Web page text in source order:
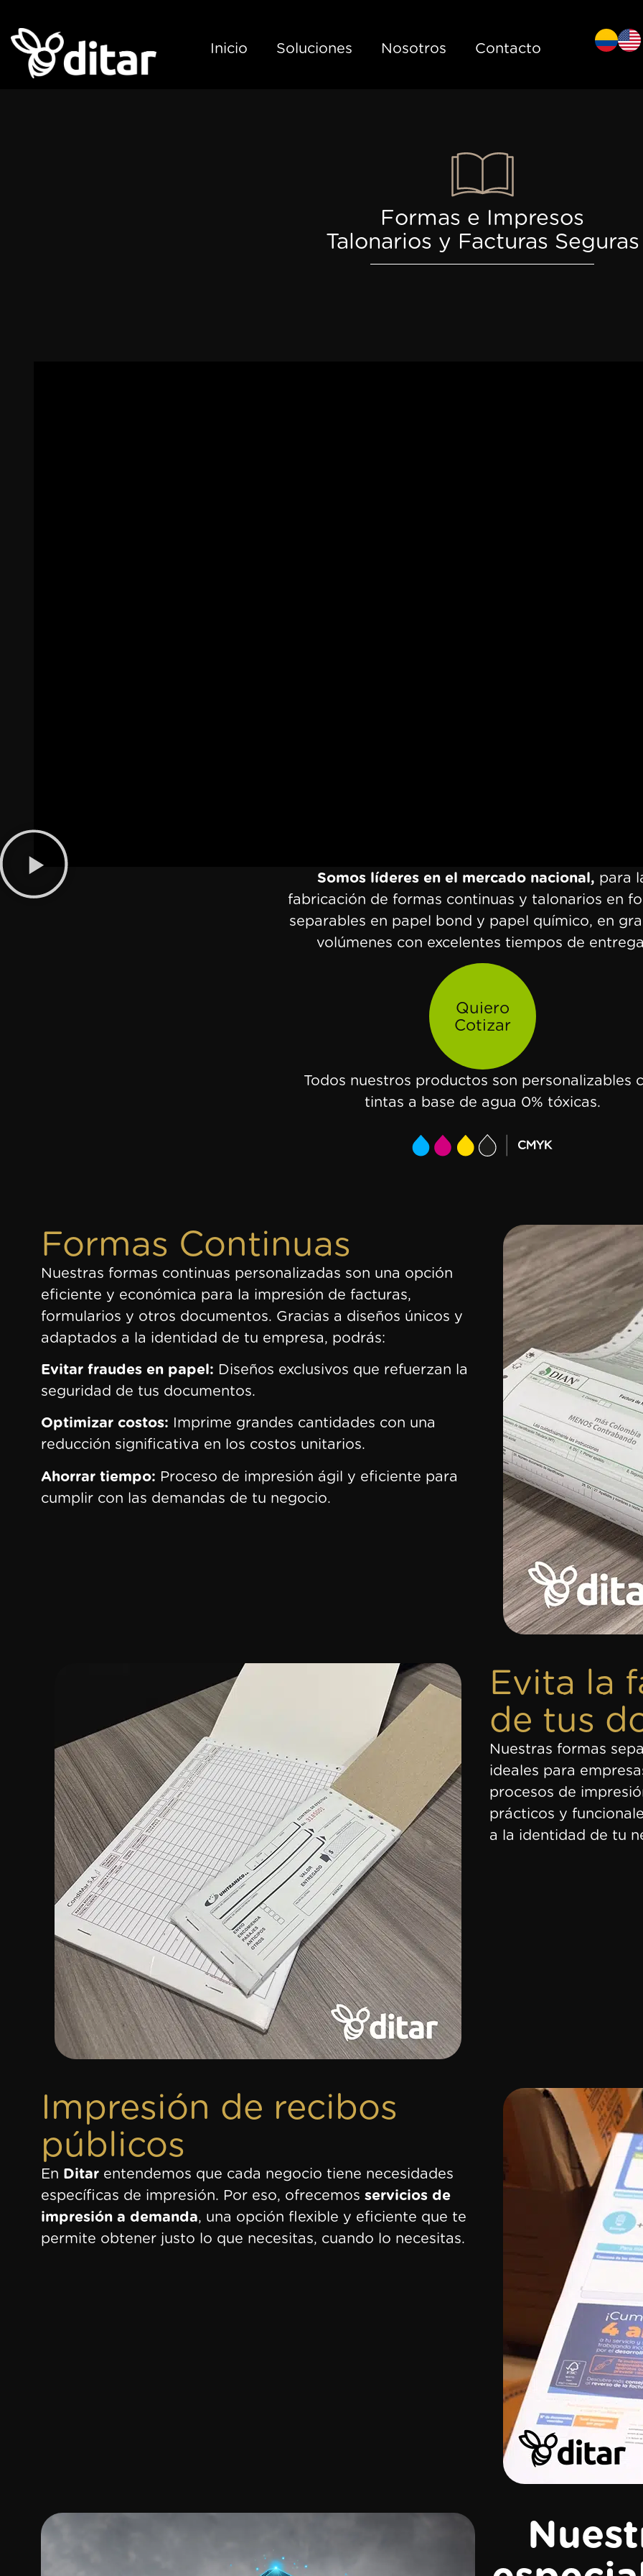
Inicio Soluciones Nosotros Contacto
Formas e Impresos
Talonarios y Facturas Seguras
Somos líderes en el mercado nacional, para
fabricación de formas continuas y talonarios en
separables en papel bond y papel químico, en
volúmenes con excelentes tiempos de
Quiero
Cotizar
Todos nuestros productos son personalizables
tintas a base de agua 0% tóxicas.
Formas Continuas
Nuestras formas continuas personalizadas son una opción
eficiente y económica para la impresión de facturas,
formularios y otros documentos. Gracias a diseños únicos y
adaptados a la identidad de tu empresa, podrás:
‍Evitar fraudes en papel: Diseños exclusivos que refuerzan la
seguridad de tus documentos.
Optimizar costos: Imprime grandes cantidades con una
reducción significativa en los costos unitarios.
‍Ahorrar tiempo: Proceso de impresión ágil y eficiente para
cumplir con las demandas de tu negocio.
Evita la
de tus
Nuestras formas
ideales para
procesos de
prácticos y
a la identidad de tu
Impresión de recibos
públicos
En Ditar entendemos que cada negocio tiene necesidades
específicas de impresión. Por eso, ofrecemos servicios de
impresión a demanda, una opción flexible y eficiente que te
permite obtener justo lo que necesitas, cuando lo necesitas.